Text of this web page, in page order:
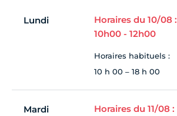
Lundi
Horaires du 10/08 :
10h00 - 12h00
Horaires habituels :
10 h 00 – 18 h 00
Mardi
Horaires du 11/08 :